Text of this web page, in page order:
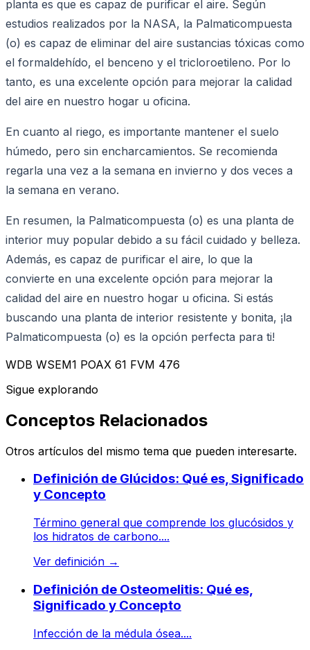
planta es que es capaz de purificar el aire. Según
estudios realizados por la NASA, la Palmaticompuesta
(o) es capaz de eliminar del aire sustancias tóxicas como
el formaldehído, el benceno y el tricloroetileno. Por lo
tanto, es una excelente opción para mejorar la calidad
del aire en nuestro hogar u oficina.
En cuanto al riego, es importante mantener el suelo
húmedo, pero sin encharcamientos. Se recomienda
regarla una vez a la semana en invierno y dos veces a
la semana en verano.
En resumen, la Palmaticompuesta (o) es una planta de
interior muy popular debido a su fácil cuidado y belleza.
Además, es capaz de purificar el aire, lo que la
convierte en una excelente opción para mejorar la
calidad del aire en nuestro hogar u oficina. Si estás
buscando una planta de interior resistente y bonita, ¡la
Palmaticompuesta (o) es la opción perfecta para ti!
WDB WSEM1 POAX 61 FVM 476
Sigue explorando
Conceptos Relacionados
Otros artículos del mismo tema que pueden interesarte.
Definición de Glúcidos: Qué es, Significado
y Concepto
Término general que comprende los glucósidos y
los hidratos de carbono....
Ver definición →
Definición de Osteomelitis: Qué es,
Significado y Concepto
Infección de la médula ósea....